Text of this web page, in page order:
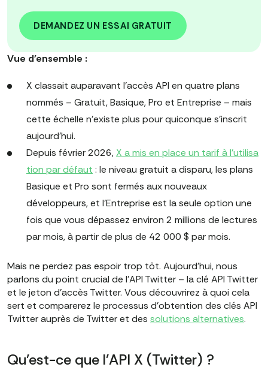
DEMANDEZ UN ESSAI GRATUIT
Vue d'ensemble :
X classait auparavant l'accès API en quatre plans
nommés – Gratuit, Basique, Pro et Entreprise – mais
cette échelle n'existe plus pour quiconque s'inscrit
aujourd'hui.
Depuis février 2026,X a mis en place un tarif à l'utilisa
tion par défaut : le niveau gratuit a disparu, les plans
Basique et Pro sont fermés aux nouveaux
développeurs, et l'Entreprise est la seule option une
fois que vous dépassez environ 2 millions de lectures
par mois, à partir de plus de 42 000 $ par mois.
Mais ne perdez pas espoir trop tôt. Aujourd'hui, nous
parlons du point crucial de l'API Twitter – la clé API Twitter
et le jeton d'accès Twitter. Vous découvrirez à quoi cela
sert et comparerez le processus d'obtention des clés API
Twitter auprès de Twitter et des solutions alternatives.
Qu'est-ce que l'API X (Twitter) ?